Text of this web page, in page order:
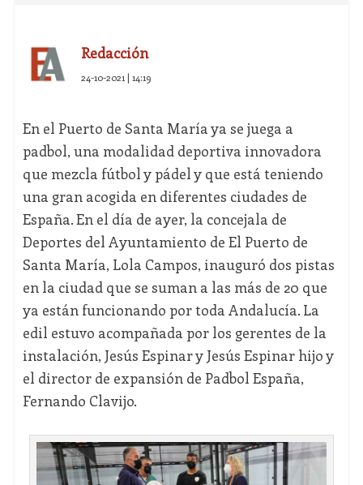
Redacción
24-10-2021 | 14:19
En el Puerto de Santa María ya se juega a
padbol, una modalidad deportiva innovadora
que mezcla fútbol y pádel y que está teniendo
una gran acogida en diferentes ciudades de
España. En el día de ayer, la concejala de
Deportes del Ayuntamiento de El Puerto de
Santa María, Lola Campos, inauguró dos pistas
en la ciudad que se suman a las más de 20 que
ya están funcionando por toda Andalucía. La
edil estuvo acompañada por los gerentes de la
instalación, Jesús Espinar y Jesús Espinar hijo y
el director de expansión de Padbol España,
Fernando Clavijo.